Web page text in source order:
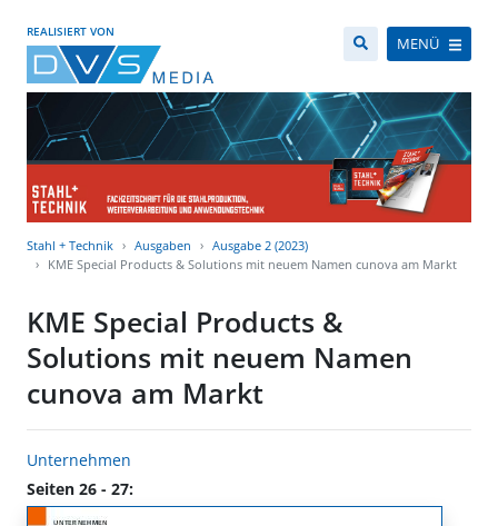
REALISIERT VON
MENÜ
Stahl + Technik Ausgaben
Ausgabe 2 (2023)
KME Special Products & Solutions mit neuem Namen cunova am Markt
KME Special Products &
Solutions mit neuem Namen
cunova am Markt
Unternehmen
Seiten 26 - 27: